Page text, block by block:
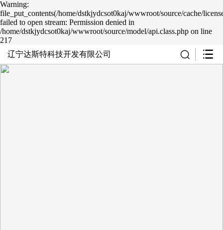
Warning:
file_put_contents(/home/dstkjydcsot0kaj/wwwroot/source/cache/
failed to open stream: Permission denied in
/home/dstkjydcsot0kaj/wwwroot/source/model/api.class.php on line
217
辽宁达斯特科技开发有限公司